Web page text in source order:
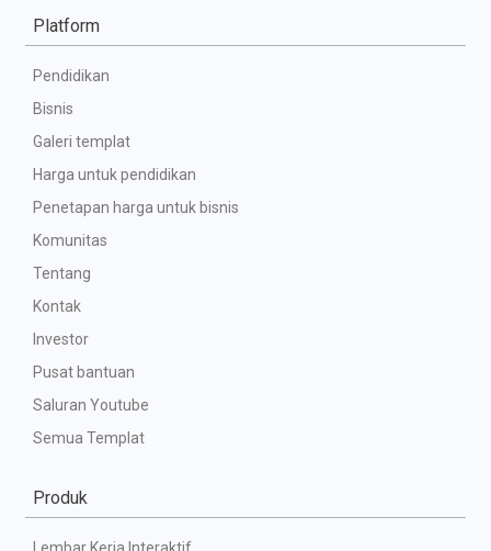
Platform
Pendidikan
Bisnis
Galeri templat
Harga untuk pendidikan
Penetapan harga untuk bisnis
Komunitas
Tentang
Kontak
Investor
Pusat bantuan
Saluran Youtube
Semua Templat
Produk